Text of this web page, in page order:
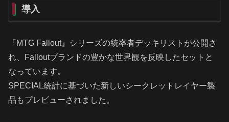
導入
『MTG Fallout』シリーズの統率者デッキリストが公開さ
れ、Falloutブランドの豊かな世界観を反映したセットと
なっています。
SPECIAL統計に基づいた新しいシークレットレイヤー製
品もプレビューされました。